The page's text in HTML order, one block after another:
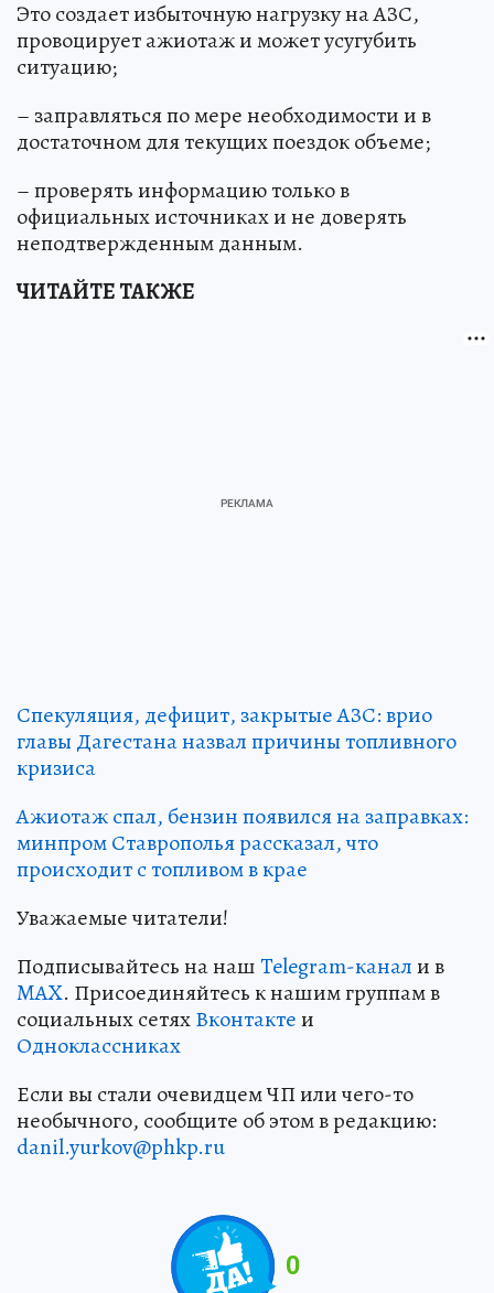
Это создает избыточную нагрузку на АЗС,
провоцирует ажиотаж и может усугубить
ситуацию;
– заправляться по мере необходимости и в
достаточном для текущих поездок объеме;
– проверять информацию только в
официальных источниках и не доверять
неподтвержденным данным.
ЧИТАЙТЕ ТАКЖЕ
Спекуляция, дефицит, закрытые АЗС: врио
главы Дагестана назвал причины топливного
кризиса
Ажиотаж спал, бензин появился на заправках:
минпром Ставрополья рассказал, что
происходит с топливом в крае
Уважаемые читатели!
Подписывайтесь на нашTelegram-канали в
MAX. Присоединяйтесь к нашим группам в
социальных сетяхВконтактеи
Одноклассниках
Если вы стали очевидцем ЧП или чего-то
необычного, сообщите об этом в редакцию:
danil.yurkov@phkp.ru
0